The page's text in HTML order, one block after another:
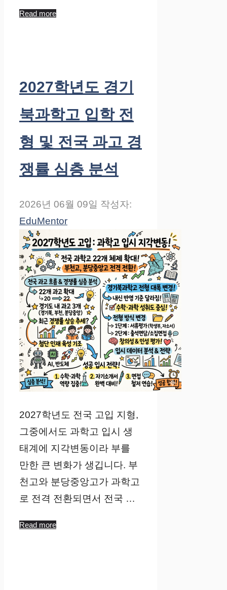
Read more
2027학년도 경기
북과학고 입학 전
형 및 전국 과고 경
쟁률 심층 분석
2026년 06월 09일 작성자:
EduMentor
2027학년도 전국 고입 지형,
그중에서도 과학고 입시 생
태계에 지각변동이라 부를
만한 큰 변화가 생깁니다. 부
천고와 분당중앙고가 과학고
로 전격 전환되면서 전국 …
Read more